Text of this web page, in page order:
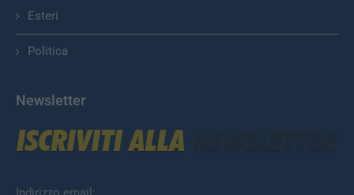
Esteri
Politica
Newsletter